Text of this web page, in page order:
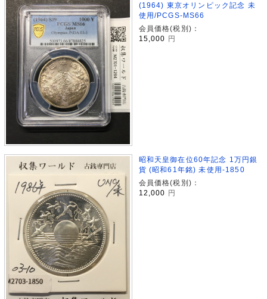
(1964) 東京オリンピック記念 未
使用/PCGS-MS66
会員価格(税別)：
15,000 円
昭和天皇御在位60年記念 1万円銀
貨 (昭和61年銘) 未使用-1850
会員価格(税別)：
12,000 円